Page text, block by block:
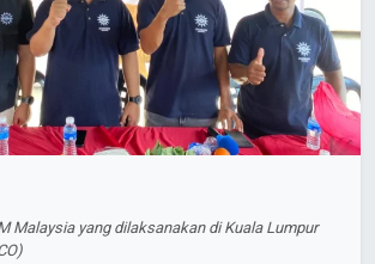
Malaysia yang dilaksanakan di Kuala Lumpur